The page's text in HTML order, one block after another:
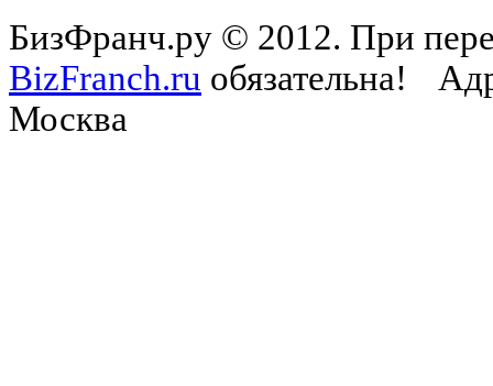
БизФранч.ру © 2012. При
BizFranch.ru обязательна!
Москва